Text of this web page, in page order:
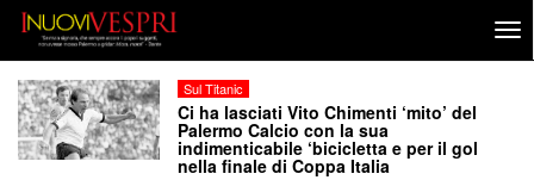
Sul Titanic
Ci ha lasciati Vito Chimenti ‘mito’ del
Palermo Calcio con la sua
indimenticabile ‘bicicletta e per il gol
nella finale di Coppa Italia